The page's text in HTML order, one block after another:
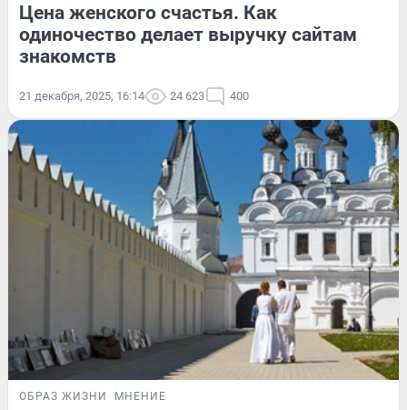
Цена женского счастья. Как
одиночество делает выручку сайтам
знакомств
21 декабря, 2025, 16:14 24 623 400
ОБРАЗ ЖИЗНИ МНЕНИЕ